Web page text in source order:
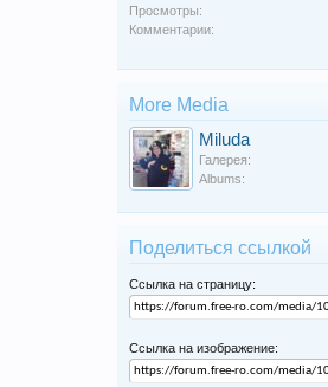
Просмотры:
Комментарии:
More Media
Miluda
Галерея:
Albums:
Поделиться ссылкой
Ссылка на страницу:
Ссылка на изображение: